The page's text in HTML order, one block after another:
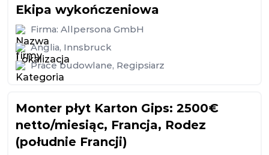
Ekipa wykończeniowa
Firma: Allpersona GmbH
Anglia, Innsbruck
Prace budowlane, Regipsiarz
Monter płyt Karton Gips: 2500€
netto/miesiąc, Francja, Rodez
(południe Francji)